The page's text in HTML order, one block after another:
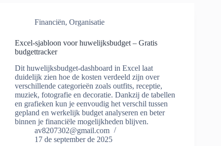
Financiën, Organisatie
Excel-sjabloon voor huwelijksbudget – Gratis
budgettracker
Dit huwelijksbudget-dashboard in Excel laat
duidelijk zien hoe de kosten verdeeld zijn over
verschillende categorieën zoals outfits, receptie,
muziek, fotografie en decoratie. Dankzij de tabellen
en grafieken kun je eenvoudig het verschil tussen
gepland en werkelijk budget analyseren en beter
binnen je financiële mogelijkheden blijven.
av8207302@gmail.com
17 de september de 2025